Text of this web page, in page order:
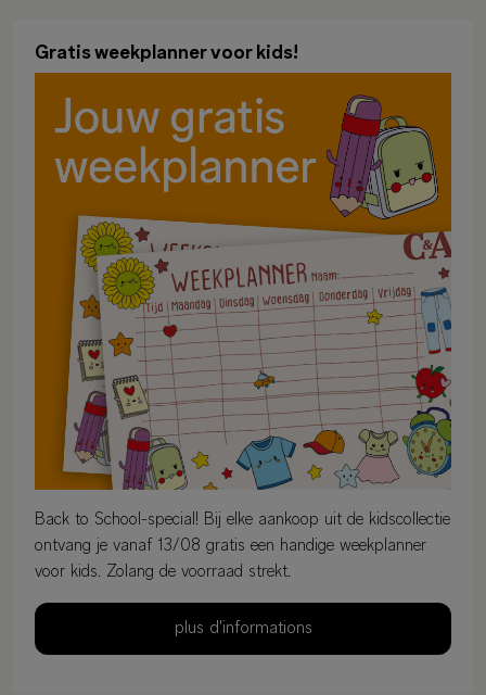
Gratis weekplanner voor kids!
Back to School-special! Bij elke aankoop uit de kidscollectie
ontvang je vanaf 13/08 gratis een handige weekplanner
voor kids. Zolang de voorraad strekt.
plus d'informations